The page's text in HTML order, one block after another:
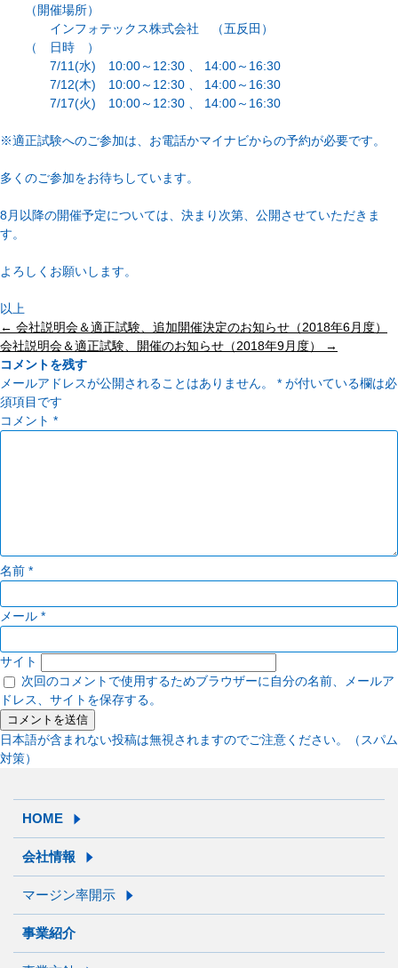
（開催場所）
インフォテックス株式会社 （五反田）
（ 日時 ）
7/11(水) 10:00～12:30 、 14:00～16:30
7/12(木) 10:00～12:30 、 14:00～16:30
7/17(火) 10:00～12:30 、 14:00～16:30
※適正試験へのご参加は、お電話かマイナビからの予約が必要です。
多くのご参加をお待ちしています。
8月以降の開催予定については、決まり次第、公開させていただきま
す。
よろしくお願いします。
以上
投
稿
ナ
ビ
ゲ
ー
← 会社説明会＆適正試験、追加開催決定のお知らせ（2018年6月度）
会社説明会＆適正試験、開催のお知らせ（2018年9月度）
→
コメントを残す
メールアドレスが公開されることはありません。
* が付いている欄は必
須項目です
コメント *
名前 *
メール *
サイト
次回のコメントで使用するためブラウザーに自分の名前、メールア
ドレス、サイトを保存する。
日本語が含まれない投稿は無視されますのでご注意ください。（スパム
対策）
HOME
会社情報
マージン率開示
事業紹介